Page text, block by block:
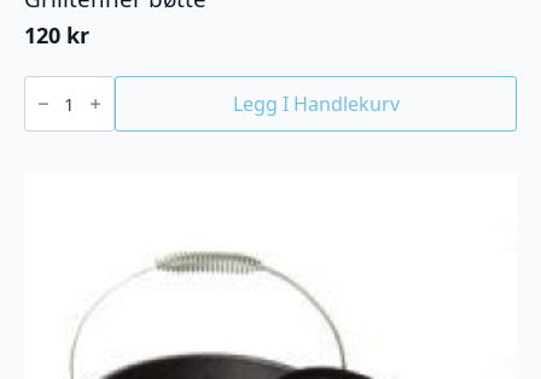
120 kr
Grilltenner
bøtte Legg I Handlekurv